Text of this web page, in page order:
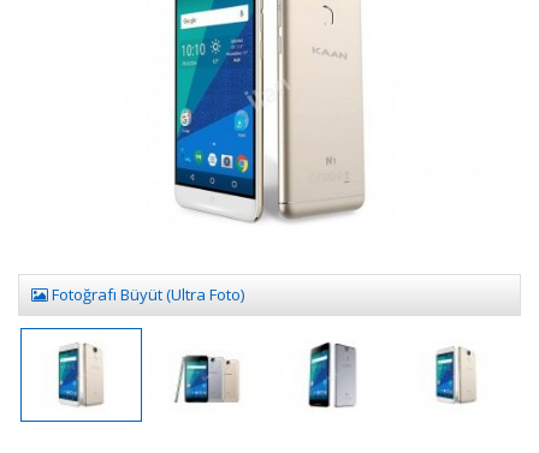
Fotoğrafı Büyüt (Ultra Foto)